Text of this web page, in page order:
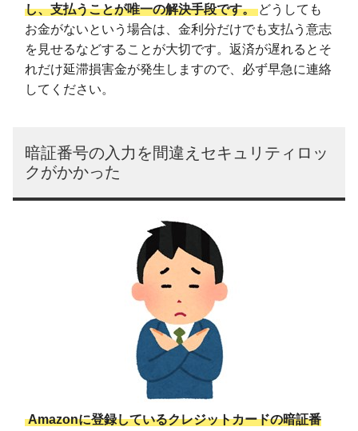
し、支払うことが唯一の解決手段です。 どうしても
お金がないという場合は、金利分だけでも支払う意志
を見せるなどすることが大切です。返済が遅れるとそ
れだけ延滞損害金が発生しますので、必ず早急に連絡
してください。
暗証番号の入力を間違えセキュリティロッ
クがかかった
Amazonに登録しているクレジットカードの暗証番